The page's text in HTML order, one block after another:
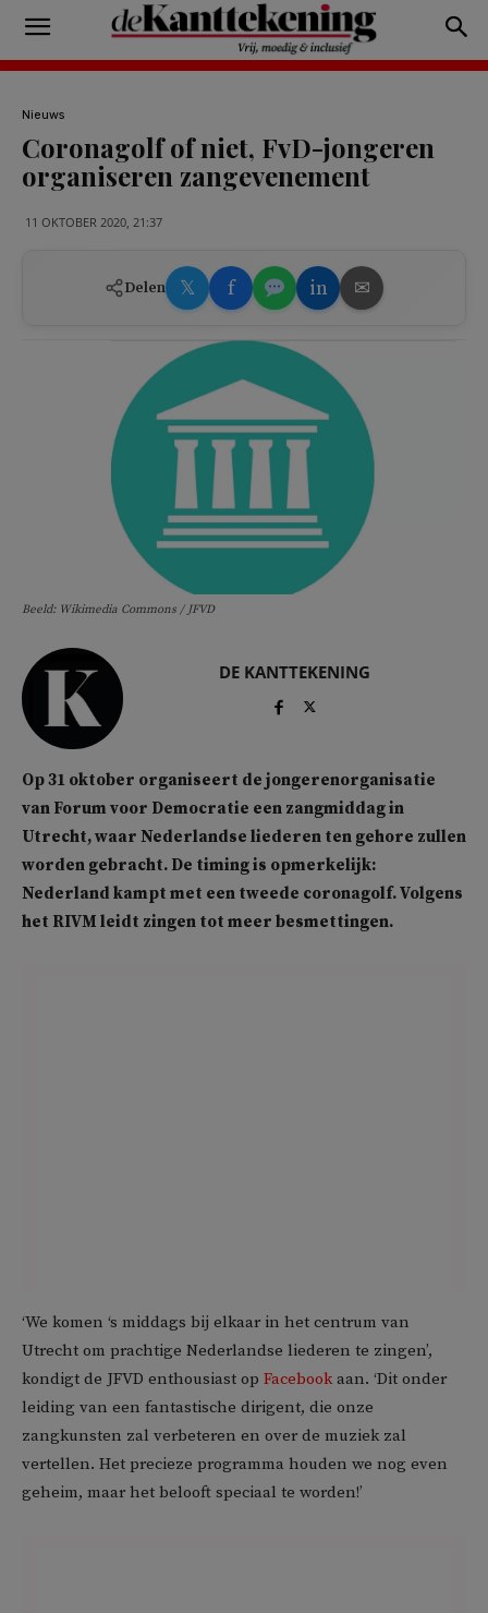
Nieuws
Coronagolf of niet, FvD-jongeren
organiseren zangevenement
11 OKTOBER 2020, 21:37
Delen 𝕏 f in ✉
Beeld: Wikimedia Commons / JFVD
DE KANTTEKENING
Op 31 oktober organiseert de jongerenorganisatie
van Forum voor Democratie een zangmiddag in
Utrecht, waar Nederlandse liederen ten gehore zullen
worden gebracht. De timing is opmerkelijk:
Nederland kampt met een tweede coronagolf. Volgens
het RIVM leidt zingen tot meer besmettingen.
‘We komen ‘s middags bij elkaar in het centrum van
Utrecht om prachtige Nederlandse liederen te zingen’,
kondigt de JFVD enthousiast op Facebookaan. ‘Dit onder
leiding van een fantastische dirigent, die onze
zangkunsten zal verbeteren en over de muziek zal
vertellen. Het precieze programma houden we nog even
geheim, maar het belooft speciaal te worden!’